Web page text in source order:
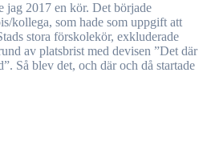
kollega, som hade som uppgift att
stora förskolekör, exkluderade
av platsbrist med devisen ”Det där
Så blev det, och där och då startade